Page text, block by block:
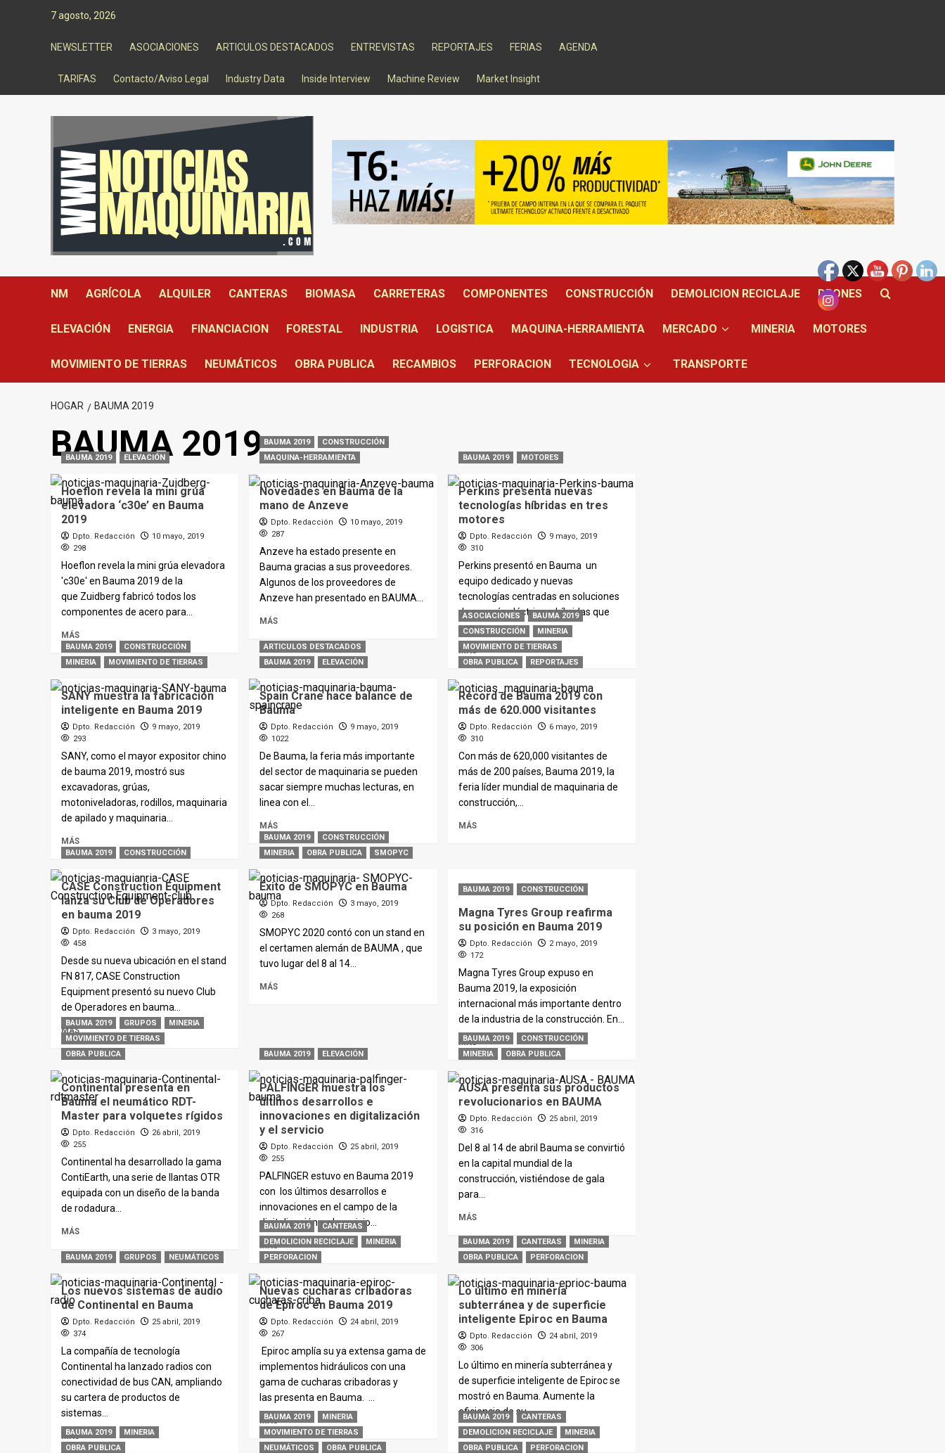
7 agosto, 2026
NEWSLETTER ASOCIACIONES ARTICULOS DESTACADOS ENTREVISTAS REPORTAJES FERIAS AGENDA
TARIFAS Contacto/Aviso Legal Industry Data Inside Interview Machine Review Market Insight
NM AGRÍCOLA ALQUILER CANTERAS BIOMASA CARRETERAS COMPONENTES CONSTRUCCIÓN DEMOLICION RECICLAJE DRONES
ELEVACIÓN ENERGIA FINANCIACION FORESTAL INDUSTRIA LOGISTICA MAQUINA-HERRAMIENTA MERCADO MINERIA MOTORES
MOVIMIENTO DE TIERRAS NEUMÁTICOS OBRA PUBLICA RECAMBIOS PERFORACION TECNOLOGIA TRANSPORTE
HOGAR BAUMA 2019
BAUMA 2019
BAUMA 2019 ELEVACIÓN
Hoeflon revela la mini grúa
elevadora ‘c30e’ en Bauma
2019
Dpto. Redacción
10 mayo, 2019
298
Hoeflon revela la mini grúa elevadora
'c30e' en Bauma 2019 de la
que Zuidberg fabricó todos los
componentes de acero para...
MÁS
BAUMA 2019
CONSTRUCCIÓN
MAQUINA-HERRAMIENTA
Novedades en Bauma de la
mano de Anzeve
Dpto. Redacción
10 mayo, 2019
287
Anzeve ha estado presente en
Bauma gracias a sus proveedores.
Algunos de los proveedores de
Anzeve han presentado en BAUMA...
MÁS
BAUMA 2019 MOTORES
Perkins presenta nuevas
tecnologías híbridas en tres
motores
Dpto. Redacción
9 mayo, 2019
310
Perkins presentó en Bauma un
equipo dedicado y nuevas
tecnologías centradas en soluciones
de energía eléctrica e híbridas que
son...
MÁS
BAUMA 2019
CONSTRUCCIÓN
MINERIA
MOVIMIENTO DE TIERRAS
SANY muestra la fabricación
inteligente en Bauma 2019
Dpto. Redacción
9 mayo, 2019
293
SANY, como el mayor expositor chino
de bauma 2019, mostró sus
excavadoras, grúas,
motoniveladoras, rodillos, maquinaria
de apilado y maquinaria...
MÁS
ARTICULOS DESTACADOS
BAUMA 2019
ELEVACIÓN
Spain Crane hace balance de
Bauma
Dpto. Redacción
9 mayo, 2019
1022
De Bauma, la feria más importante
del sector de maquinaria se pueden
sacar siempre muchas lecturas, en
linea con el...
MÁS
ASOCIACIONES
BAUMA 2019
CONSTRUCCIÓN
MINERIA
MOVIMIENTO DE TIERRAS
OBRA PUBLICA
REPORTAJES
Récord de Bauma 2019 con
más de 620.000 visitantes
Dpto. Redacción
6 mayo, 2019
310
Con más de 620,000 visitantes de
más de 200 países, Bauma 2019, la
feria líder mundial de maquinaria de
construcción,...
MÁS
BAUMA 2019 CONSTRUCCIÓN
CASE Construction Equipment
lanza su Club de Operadores
en bauma 2019
Dpto. Redacción
3 mayo, 2019
458
Desde su nueva ubicación en el stand
FN 817, CASE Construction
Equipment presentó su nuevo Club
de Operadores en bauma...
MÁS
BAUMA 2019
CONSTRUCCIÓN
MINERIA
OBRA PUBLICA SMOPYC
Éxito de SMOPYC en Bauma
Dpto. Redacción
3 mayo, 2019
268
SMOPYC 2020 contó con un stand en
el certamen alemán de BAUMA , que
tuvo lugar del 8 al 14...
MÁS
BAUMA 2019 CONSTRUCCIÓN
Magna Tyres Group reafirma
su posición en Bauma 2019
Dpto. Redacción
2 mayo, 2019
172
Magna Tyres Group expuso en
Bauma 2019, la exposición
internacional más importante dentro
de la industria de la construcción. En...
MÁS
BAUMA 2019 GRUPOS
MINERIA
MOVIMIENTO DE TIERRAS
OBRA PUBLICA
Continental presenta en
Bauma el neumático RDT-
Master para volquetes rígidos
Dpto. Redacción
26 abril, 2019
255
Continental ha desarrollado la gama
ContiEarth, una serie de llantas OTR
equipada con un diseño de la banda
de rodadura...
MÁS
BAUMA 2019 ELEVACIÓN
PALFINGER muestra los
últimos desarrollos e
innovaciones en digitalización
y el servicio
Dpto. Redacción
25 abril, 2019
255
PALFINGER estuvo en Bauma 2019
con los últimos desarrollos e
innovaciones en el campo de la
digitalización y el servicio...
MÁS
BAUMA 2019
CONSTRUCCIÓN
MINERIA
OBRA PUBLICA
AUSA presenta sus productos
revolucionarios en BAUMA
Dpto. Redacción
25 abril, 2019
316
Del 8 al 14 de abril Bauma se convirtió
en la capital mundial de la
construcción, vistiéndose de gala
para...
MÁS
BAUMA 2019 GRUPOS NEUMÁTICOS
Los nuevos sistemas de audio
de Continental en Bauma
Dpto. Redacción
25 abril, 2019
374
La compañía de tecnología
Continental ha lanzado radios con
conectividad de bus CAN, ampliando
su cartera de productos de
sistemas...
MÁS
BAUMA 2019
CANTERAS
DEMOLICION RECICLAJE
MINERIA
PERFORACION
Nuevas cucharas cribadoras
de Epiroc en Bauma 2019
Dpto. Redacción
24 abril, 2019
267
Epiroc amplía su ya extensa gama de
implementos hidráulicos con una
gama de cucharas cribadoras y
las presenta en Bauma. ...
MÁS
BAUMA 2019 CANTERAS
MINERIA
OBRA PUBLICA
PERFORACION
Lo último en minería
subterránea y de superficie
inteligente Epiroc en Bauma
Dpto. Redacción
24 abril, 2019
306
Lo último en minería subterránea y
de superficie inteligente de Epiroc se
mostró en Bauma. Aumente la
eficiencia de su...
MÁS
BAUMA 2019
MINERIA
OBRA PUBLICA
BAUMA 2019
MINERIA
MOVIMIENTO DE TIERRAS
NEUMÁTICOS
OBRA PUBLICA
BAUMA 2019
CANTERAS
DEMOLICION RECICLAJE
MINERIA
OBRA PUBLICA
PERFORACION